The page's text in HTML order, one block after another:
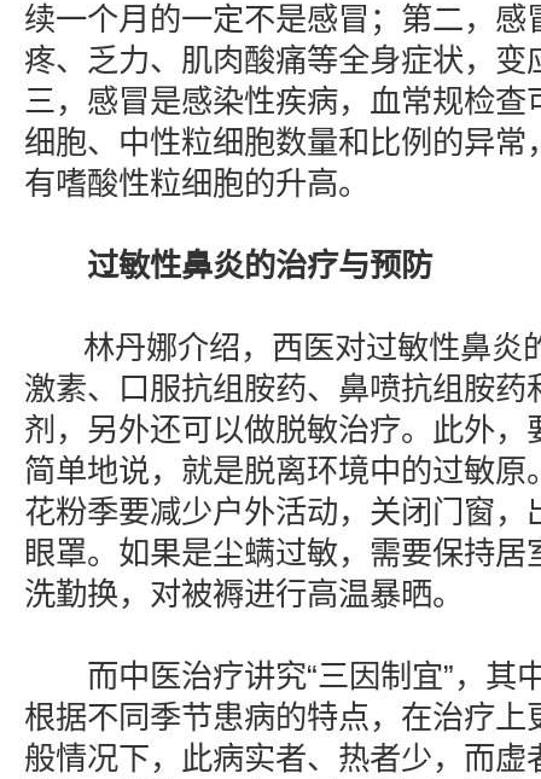
续一个月的一定不是感冒；第二，感
疼、乏力、肌肉酸痛等全身症状，变
三，感冒是感染性疾病，血常规检查
细胞、中性粒细胞数量和比例的异常
有嗜酸性粒细胞的升高。
过敏性鼻炎的治疗与预防
林丹娜介绍，西医对过敏性鼻炎
激素、口服抗组胺药、鼻喷抗组胺药
剂，另外还可以做脱敏治疗。此外，
简单地说，就是脱离环境中的过敏原
花粉季要减少户外活动，关闭门窗，
眼罩。如果是尘螨过敏，需要保持居
洗勤换，对被褥进行高温暴晒。
而中医治疗讲究“三因制宜”，其
根据不同季节患病的特点，在治疗上
般情况下，此病实者、热者少，而虚